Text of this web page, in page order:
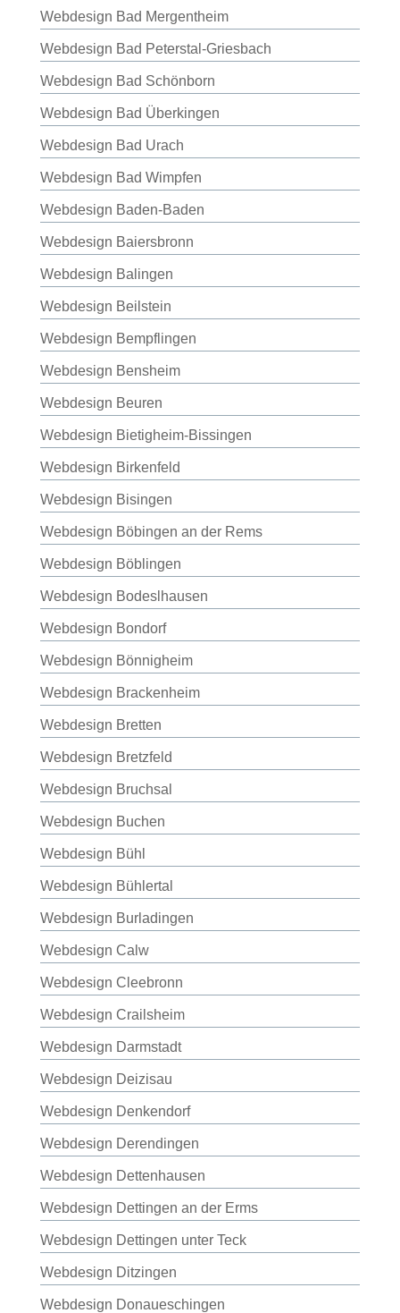
Webdesign Bad Mergentheim
Webdesign Bad Peterstal-Griesbach
Webdesign Bad Schönborn
Webdesign Bad Überkingen
Webdesign Bad Urach
Webdesign Bad Wimpfen
Webdesign Baden-Baden
Webdesign Baiersbronn
Webdesign Balingen
Webdesign Beilstein
Webdesign Bempflingen
Webdesign Bensheim
Webdesign Beuren
Webdesign Bietigheim-Bissingen
Webdesign Birkenfeld
Webdesign Bisingen
Webdesign Böbingen an der Rems
Webdesign Böblingen
Webdesign Bodeslhausen
Webdesign Bondorf
Webdesign Bönnigheim
Webdesign Brackenheim
Webdesign Bretten
Webdesign Bretzfeld
Webdesign Bruchsal
Webdesign Buchen
Webdesign Bühl
Webdesign Bühlertal
Webdesign Burladingen
Webdesign Calw
Webdesign Cleebronn
Webdesign Crailsheim
Webdesign Darmstadt
Webdesign Deizisau
Webdesign Denkendorf
Webdesign Derendingen
Webdesign Dettenhausen
Webdesign Dettingen an der Erms
Webdesign Dettingen unter Teck
Webdesign Ditzingen
Webdesign Donaueschingen